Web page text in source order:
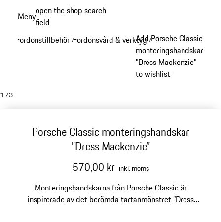
Menyopen the shop search
field
Fordonstillbehör /Fordonsvård & verktyg /
Add Porsche Classic
monteringshandskar
”Dress Mackenzie”
to wishlist
1 /3
Porsche Classic monteringshandskar
”Dress Mackenzie”
570,00 kr inkl. moms
Monteringshandskarna från Porsche Classic är
inspirerade av det berömda tartanmönstret ”Dress